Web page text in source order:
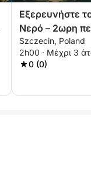
Εξερευνήστε
Νερό – 2ωρη
Κάστρο και το
Szczecin, Poland
2h00 · Μέχρι 3
0 (0)